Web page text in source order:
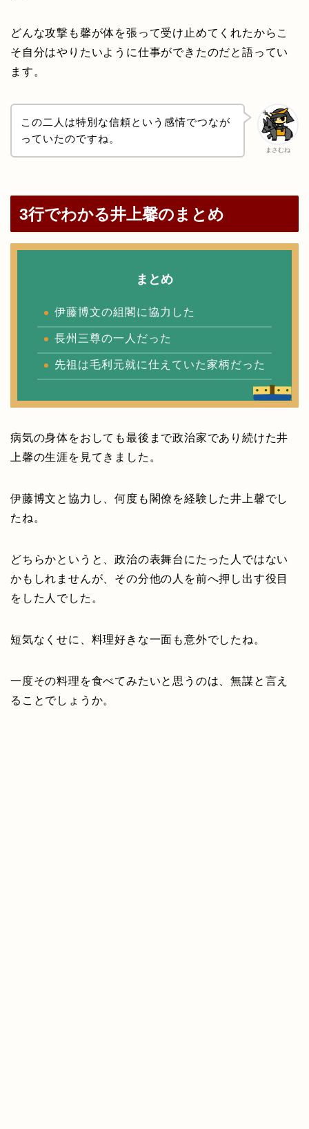
どんな攻撃も馨が体を張って受け止めてくれたからこ
そ自分はやりたいように仕事ができたのだと語ってい
ます。
まさむね
この二人は特別な信頼という感情でつなが
っていたのですね。
3行でわかる井上馨のまとめ
まとめ
伊藤博文の組閣に協力した
長州三尊の一人だった
先祖は毛利元就に仕えていた家柄だった
病気の身体をおしても最後まで政治家であり続けた井
上馨の生涯を見てきました。
伊藤博文と協力し、何度も閣僚を経験した井上馨でし
たね。
どちらかというと、政治の表舞台にたった人ではない
かもしれませんが、その分他の人を前へ押し出す役目
をした人でした。
短気なくせに、料理好きな一面も意外でしたね。
一度その料理を食べてみたいと思うのは、無謀と言え
ることでしょうか。